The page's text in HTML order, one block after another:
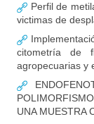
Perfil de
victimas de
citometría de
agropecuarias y
UNA MUESTRA